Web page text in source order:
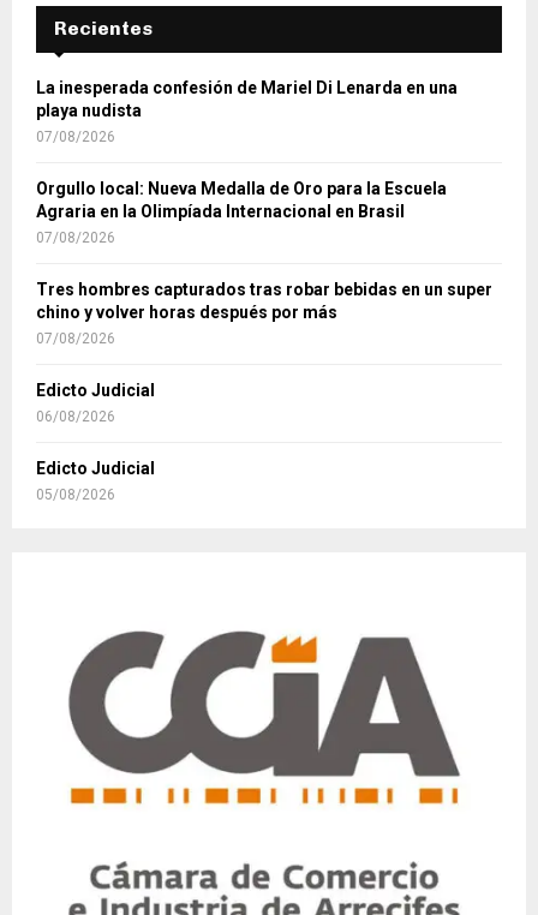
Recientes
La inesperada confesión de Mariel Di Lenarda en una
playa nudista
07/08/2026
Orgullo local: Nueva Medalla de Oro para la Escuela
Agraria en la Olimpíada Internacional en Brasil
07/08/2026
Tres hombres capturados tras robar bebidas en un super
chino y volver horas después por más
07/08/2026
Edicto Judicial
06/08/2026
Edicto Judicial
05/08/2026